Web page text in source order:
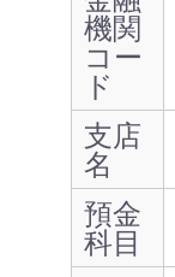
機関
コー
ド
支店
名
預金
科目